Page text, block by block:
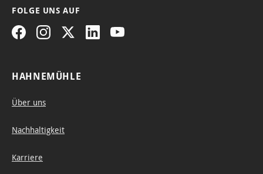
FOLGE UNS AUF
HAHNEMÜHLE
Über uns
Nachhaltigkeit
Karriere